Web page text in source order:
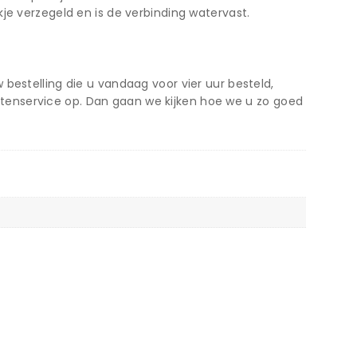
verzegeld en is de verbinding watervast.
die u vandaag voor vier uur besteld,
op. Dan gaan we kijken hoe we u zo goed